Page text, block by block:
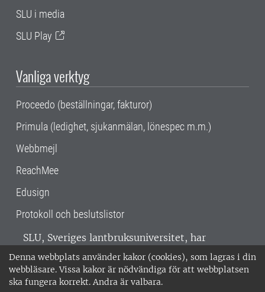
Denna webbplats använder kakor (cookies), som lagras i din
webbläsare. Vissa kakor är nödvändiga för att webbplatsen
ska fungera korrekt. Andra är valbara.
SLU i media
SLU Play
Vanliga verktyg
Proceedo (beställningar, fakturor)
Primula (ledighet, sjukanmälan, lönespec m.m.)
Webbmejl
ReachMee
Edusign
Protokoll och beslutslistor
SLU, Sveriges lantbruksuniversitet, har
verksamhet över hela Sverige. Huvudorter är
Alnarp, Uppsala och Umeå.SLU är
miljöcertifierat enligt ISO 14001. •